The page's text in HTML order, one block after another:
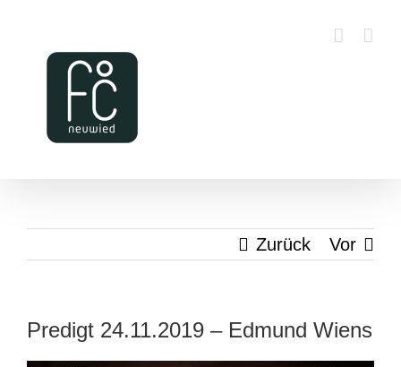
springen
Zurück Vor
Predigt 24.11.2019 – Edmund Wiens